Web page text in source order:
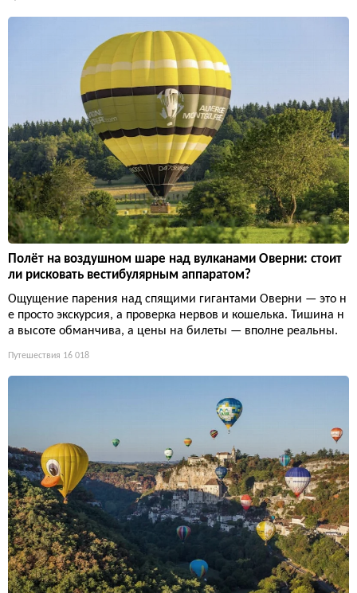
Полёт на воздушном шаре над вулканами Оверни: стоит
ли рисковать вестибулярным аппаратом?
Ощущение парения над спящими гигантами Оверни — это н
е просто экскурсия, а проверка нервов и кошелька. Тишина н
а высоте обманчива, а цены на билеты — вполне реальны.
Путешествия 16 018